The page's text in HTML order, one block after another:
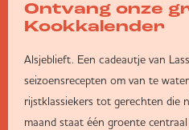
Ontvang onze
Kookkalender
Alsjeblieft. Een cadeautje van
seizoensrecepten om van te
rijstklassiekers tot gerechten die
maand staat één groente